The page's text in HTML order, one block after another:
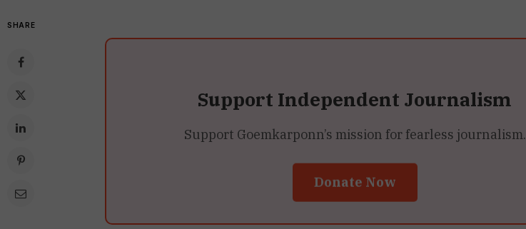
SHARE
Support Independent Journalism
Support Goemkarponn’s mission for fearless journalism.
Donate Now